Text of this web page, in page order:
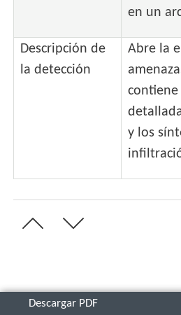
en un
Descripción de
la detección
Abre la
y los
Descargar PDF